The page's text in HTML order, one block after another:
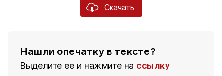
Скачать
Нашли опечатку в тексте?
Выделите ее и нажмите на ссылку